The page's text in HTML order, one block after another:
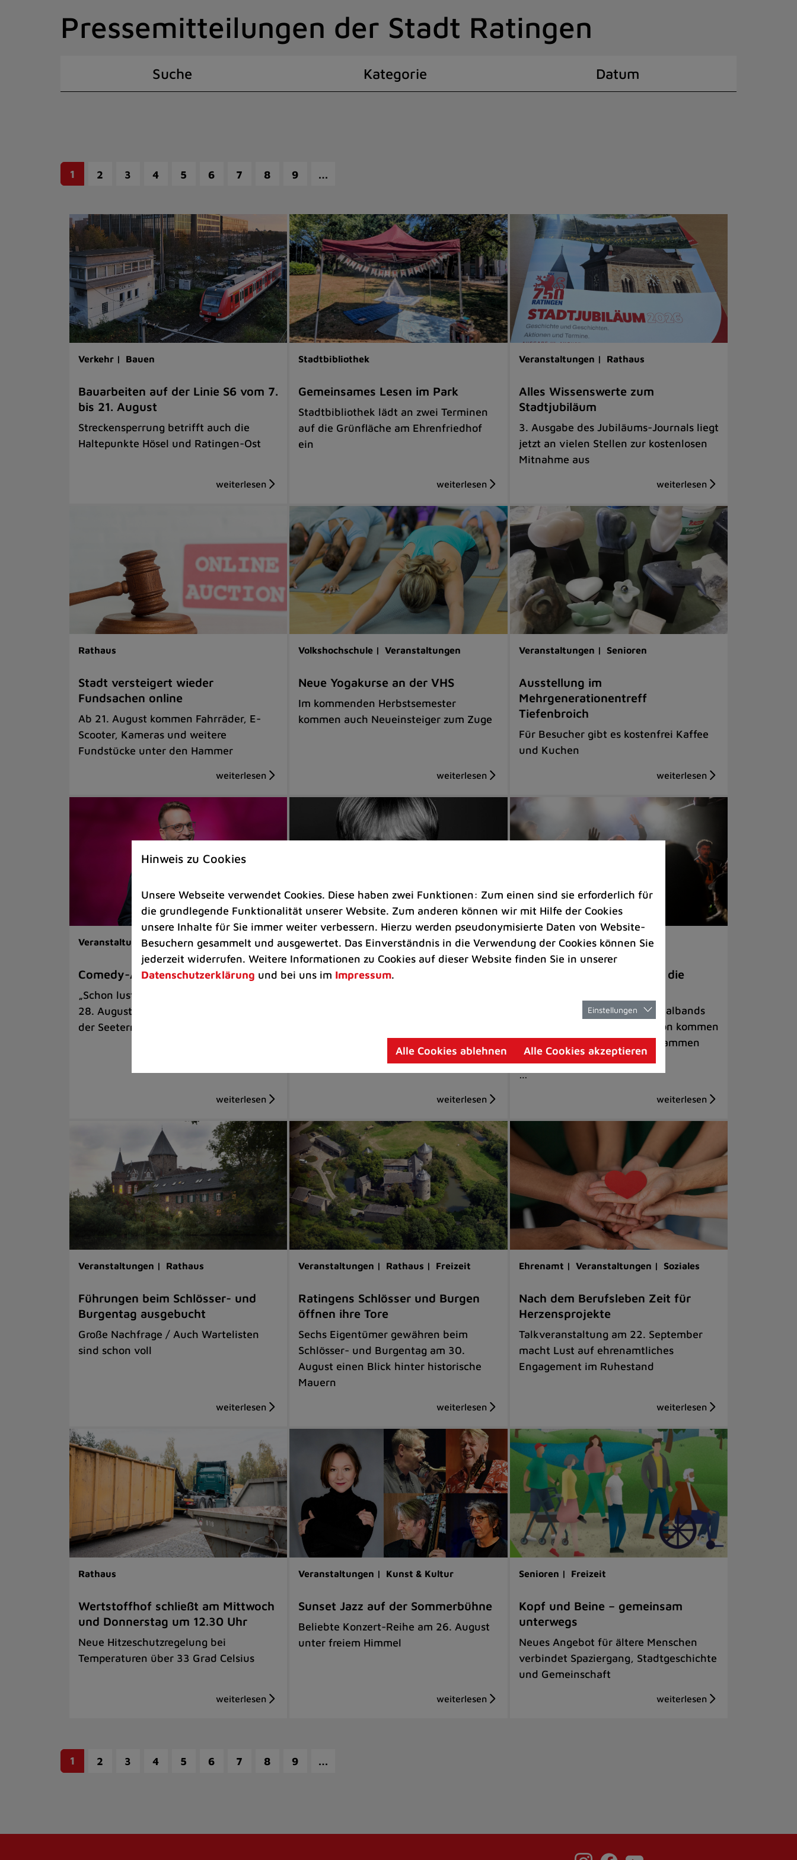
Pressemitteilungen der Stadt Ratingen
Suche Kategorie Datum
1 2 3 4 5 6 7 8 9 …
Verkehr | Bauen
Bauarbeiten auf der Linie S6 vom 7.
bis 21. August
Streckensperrung betrifft auch die
Haltepunkte Hösel und Ratingen-Ost
Stadtbibliothek
Gemeinsames Lesen im Park
Stadtbibliothek lädt an zwei Terminen
auf die Grünfläche am Ehrenfriedhof
ein
Veranstaltungen | Rathaus
Alles Wissenswerte zum
Stadtjubiläum
3. Ausgabe des Jubiläums-Journals liegt
jetzt an vielen Stellen zur kostenlosen
Mitnahme aus
Rathaus
Stadt versteigert wieder
Fundsachen online
Ab 21. August kommen Fahrräder, E-
Scooter, Kameras und weitere
Fundstücke unter den Hammer
Volkshochschule | Veranstaltungen
Neue Yogakurse an der VHS
Im kommenden Herbstsemester
kommen auch Neueinsteiger zum Zuge
Veranstaltungen | Senioren
Ausstellung im
Mehrgenerationentreff
Tiefenbroich
Für Besucher gibt es kostenfrei Kaffee
und Kuchen
Veranstaltungen | Kunst & Kultur
Comedy-Abend mit Benni Stark
„Schon lustig, wenn’s witzig ist!“ am
28. August auf der Sommerbühne an
der Seeterrasse
Veranstaltungen
Kultkicker Ansgar Brinkmann
Veranstaltungen
„Manege Madness“ bringt die
Internationale Rock- und Metalbands
und starke Acts aus der Region kommen
am 17. Oktober in Lintorf zusammen
…
Veranstaltungen | Rathaus
Führungen beim Schlösser- und
Burgentag ausgebucht
Große Nachfrage / Auch Wartelisten
sind schon voll
Veranstaltungen | Rathaus | Freizeit
Ratingens Schlösser und Burgen
öffnen ihre Tore
Sechs Eigentümer gewähren beim
Schlösser- und Burgentag am 30.
August einen Blick hinter historische
Mauern
Ehrenamt | Veranstaltungen | Soziales
Nach dem Berufsleben Zeit für
Herzensprojekte
Talkveranstaltung am 22. September
macht Lust auf ehrenamtliches
Engagement im Ruhestand
Rathaus
Wertstoffhof schließt am Mittwoch
und Donnerstag um 12.30 Uhr
Neue Hitzeschutzregelung bei
Temperaturen über 33 Grad Celsius
Veranstaltungen | Kunst & Kultur
Sunset Jazz auf der Sommerbühne
Beliebte Konzert-Reihe am 26. August
unter freiem Himmel
Senioren | Freizeit
Kopf und Beine – gemeinsam
unterwegs
Neues Angebot für ältere Menschen
verbindet Spaziergang, Stadtgeschichte
und Gemeinschaft
1 2 3 4 5 6 7 8 9 …
Hinweis zu Cookies
Unsere Webseite verwendet Cookies. Diese haben zwei Funktionen: Zum einen sind sie erforderlich für
die grundlegende Funktionalität unserer Website. Zum anderen können wir mit Hilfe der Cookies
unsere Inhalte für Sie immer weiter verbessern. Hierzu werden pseudonymisierte Daten von Website-
Besuchern gesammelt und ausgewertet. Das Einverständnis in die Verwendung der Cookies können Sie
jederzeit widerrufen. Weitere Informationen zu Cookies auf dieser Website finden Sie in unserer
Datenschutzerklärung und bei uns im Impressum.
Einstellungen
Alle Cookies ablehnen Alle Cookies akzeptieren